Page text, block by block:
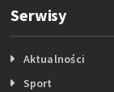
Serwisy
Aktualności
Sport